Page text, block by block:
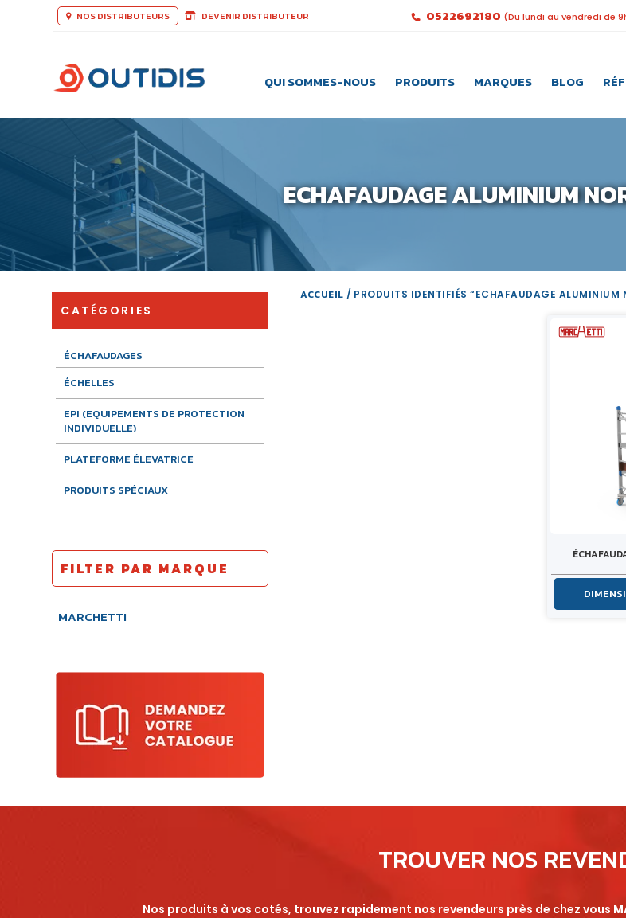
NOS DISTRIBUTEURS DEVENIR DISTRIBUTEUR 0522692180 (Du lundi au vendredi de
QUI SOMMES-NOUS PRODUITS MARQUES BLOG
ECHAFAUDAGE ALUMINIUM
CATÉGORIES
PRODUITS SPÉCIAUX
PLATEFORME ÉLEVATRICE
EPI (EQUIPEMENTS DE PROTECTION
INDIVIDUELLE)
ÉCHELLES
ÉCHAFAUDAGES
FILTER PAR MARQUE
MARCHETTI
ACCUEIL / PRODUITS IDENTIFIÉS “ECHAFAUDAGE ALUMINIUM
TROUVER NOS
Nos produits à vos cotés, trouvez rapidement nos revendeurs près de chez vous